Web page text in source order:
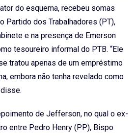
do esquema, recebeu somas
Partido dos Trabalhadores (PT),
e na presença de Emerson
tesoureiro informal do PTB. “Ele
tratou apenas de um empréstimo
embora não tenha revelado como
de Jefferson, no qual o ex-
entre Pedro Henry (PP), Bispo